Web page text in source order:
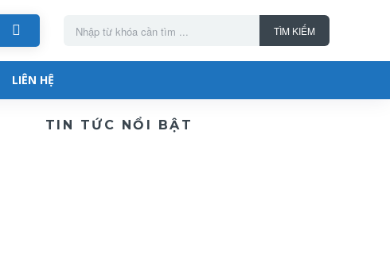
Nhập từ khóa cần tìm ... TÌM KIẾM
LIÊN HỆ
TIN TỨC NỔI BẬT